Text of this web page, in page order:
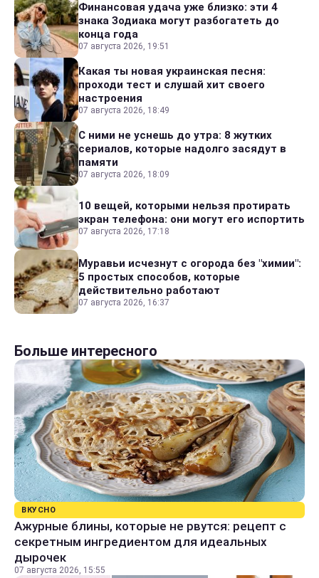
Финансовая удача уже близко: эти 4
знака Зодиака могут разбогатеть до
конца года
07 августа 2026, 19:51
Какая ты новая украинская песня:
проходи тест и слушай хит своего
настроения
07 августа 2026, 18:49
С ними не уснешь до утра: 8 жутких
сериалов, которые надолго засядут в
памяти
07 августа 2026, 18:09
10 вещей, которыми нельзя протирать
экран телефона: они могут его испортить
07 августа 2026, 17:18
Муравьи исчезнут с огорода без "химии":
5 простых способов, которые
действительно работают
07 августа 2026, 16:37
Больше интересного
ВКУСНО
Ажурные блины, которые не рвутся: рецепт с
секретным ингредиентом для идеальных
дырочек
07 августа 2026, 15:55